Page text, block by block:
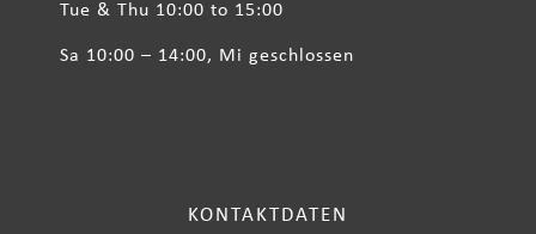
Tue & Thu 10:00 to 15:00
Sa 10:00 – 14:00, Mi geschlossen
KONTAKTDATEN